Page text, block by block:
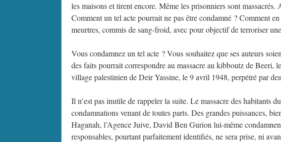
les maisons et tirent encore. Même les prisonniers sont
Comment un tel acte pourrait ne pas être condamné ? Comment
meurtres, commis de sang-froid, avec pour objectif de terroriser
Vous condamnez un tel acte ? Vous souhaitez que ses auteurs
des faits pourrait correspondre au massacre au kibboutz de Beeri,
village palestinien de Deir Yassine, le 9 avril 1948, perpétré par
Il n’est pas inutile de rappeler la suite. Le massacre des habitants
condamnations venant de toutes parts. Des grandes puissances,
Haganah, l’Agence Juive, David Ben Gurion lui-même
responsables, pourtant parfaitement identifiés, ne sera prise, ni